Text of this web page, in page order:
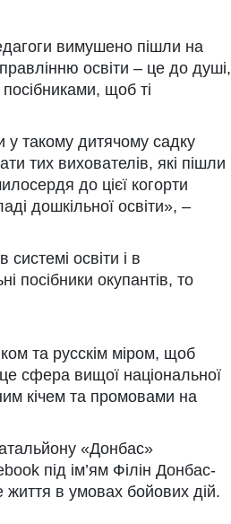
вимушено пішли на
освіти – це до душі,
щоб ті
у такому дитячому садку
тих вихователів, які пішли
до цієї когорти
дошкільної освіти», –
освіти і в
посібники окупантів, то
та русскім міром, щоб
сфера вищої національної
кічем та промовами на
«Донбас»
під ім’ям Філін Донбас-
життя в умовах бойових дій.